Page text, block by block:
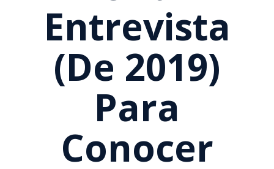
Entrevista
(de 2019)
Para
Conocer